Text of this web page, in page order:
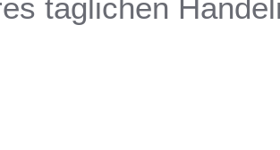
täglichen